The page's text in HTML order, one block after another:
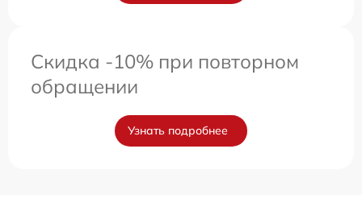
Скидка -10% при повторном
обращении
Узнать подробнее